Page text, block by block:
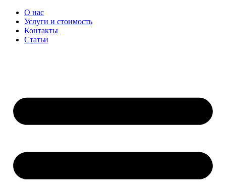
Перейти
содержимому
О нас
Услуги и стоимость
Контакты
Статьи